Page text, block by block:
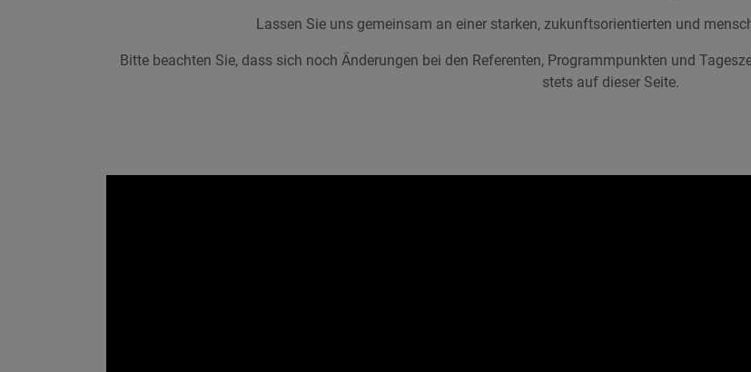
Lassen Sie uns gemeinsam an einer starken, zukunftsorientierten und
Bitte beachten Sie, dass sich noch Änderungen bei den Referenten, Programmpunkten und
stets auf dieser Seite.